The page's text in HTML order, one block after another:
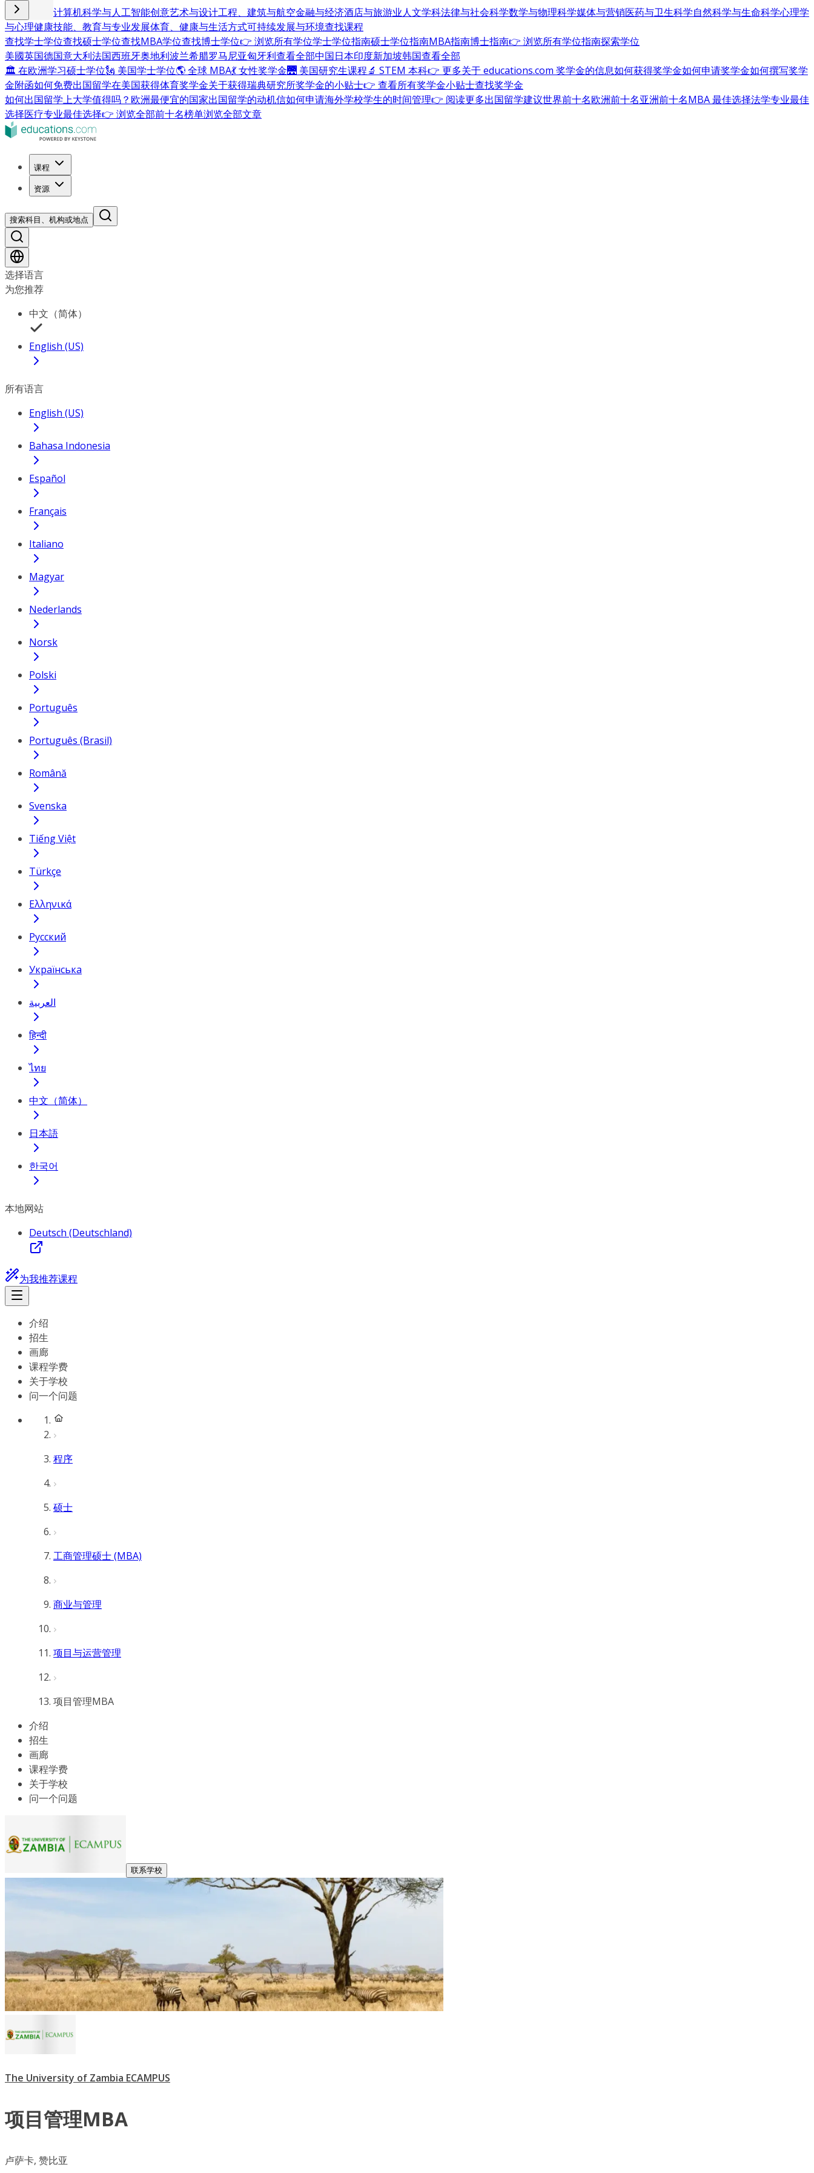
商业与管理 计算机科学与人工智能创意艺术与设计工程、建筑与航空金融与经济酒店与旅游业人文学科法律与社会科学数学与物理科学媒体与营销医药与卫生科学自然科学与生命科学心理学
与心理健康技能、教育与专业发展体育、健康与生活方式可持续发展与环境查找课程
查找学士学位查找硕士学位查找MBA学位查找博士学位👉 浏览所有学位学士学位指南硕士学位指南MBA指南博士指南👉 浏览所有学位指南探索学位
美國英国德国意大利法国西班牙奥地利波兰希腊罗马尼亚匈牙利查看全部中国日本印度新加坡韩国查看全部
🏛 在欧洲学习硕士学位🗽 美国学士学位🌎 全球 MBA💃 女性奖学金🌉 美国研究生课程🔬 STEM 本科👉 更多关于 educations.com 奖学金的信息如何获得奖学金如何申请奖学金如何撰写奖学
金附函如何免费出国留学在美国获得体育奖学金关于获得瑞典研究所奖学金的小贴士👉 查看所有奖学金小贴士查找奖学金
如何出国留学上大学值得吗？ 欧洲最便宜的国家出国留学的动机信如何申请海外学校学生的时间管理👉 阅读更多出国留学建议世界前十名欧洲前十名亚洲前十名MBA 最佳选择法学专业最佳
选择医疗专业最佳选择👉 浏览全部前十名榜单浏览全部文章
课程
资源
搜索科目、机构或地点
选择语言
为您推荐
中文（简体）
English (US)
所有语言
English (US)
Bahasa Indonesia
Español
Français
Italiano
Magyar
Nederlands
Norsk
Polski
Português
Português (Brasil)
Română
Svenska
Tiếng Việt
Türkçe
Ελληνικά
Русский
Українська
العربية
हिन्दी
ไทย
中文（简体）
日本語
한국어
本地网站
Deutsch (Deutschland)
为我推荐课程
介绍
招生
画廊
课程学费
关于学校
问一个问题
程序
硕士
工商管理硕士 (MBA)
商业与管理
项目与运营管理
项目管理MBA
介绍
招生
画廊
课程学费
关于学校
问一个问题
联系学校
The University of Zambia ECAMPUS
项目管理MBA
卢萨卡, 赞比亚